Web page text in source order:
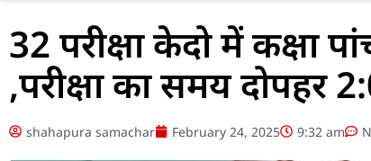
32 परीक्षा केदो में कक्षा
,परीक्षा का समय दोपहर
shahapura samachar February 24, 2025 9:32 am